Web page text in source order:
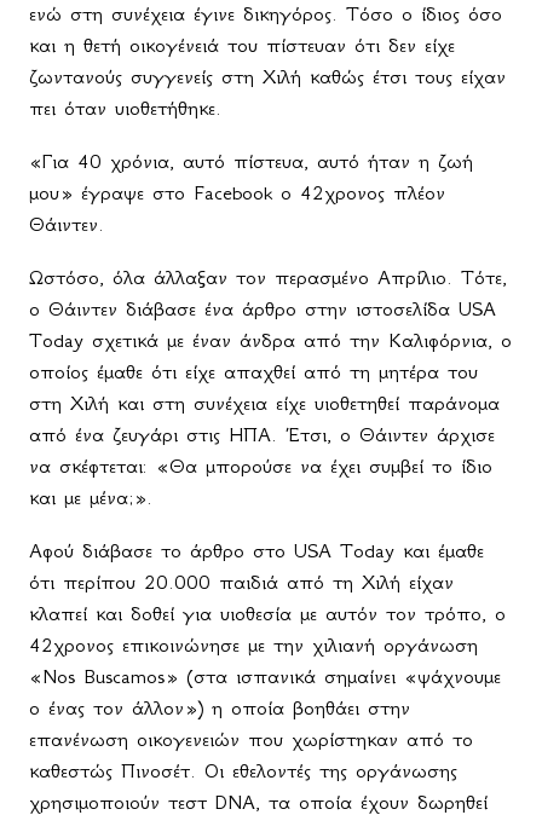
ενώ στη συνέχεια έγινε δικηγόρος. Τόσο ο ίδιος όσο
και η θετή οικογένειά του πίστευαν ότι δεν είχε
ζωντανούς συγγενείς στη Χιλή καθώς έτσι τους είχαν
πει όταν υιοθετήθηκε.
«Για 40 χρόνια, αυτό πίστευα, αυτό ήταν η ζωή
μου» έγραψε στο Facebook ο 42χρονος πλέον
Θάιντεν.
Ωστόσο, όλα άλλαξαν τον περασμένο Απρίλιο. Τότε,
ο Θάιντεν διάβασε ένα άρθρο στην ιστοσελίδα USA
Today σχετικά με έναν άνδρα από την Καλιφόρνια, ο
οποίος έμαθε ότι είχε απαχθεί από τη μητέρα του
στη Χιλή και στη συνέχεια είχε υιοθετηθεί παράνομα
από ένα ζευγάρι στις ΗΠΑ. Έτσι, ο Θάιντεν άρχισε
να σκέφτεται: «Θα μπορούσε να έχει συμβεί το ίδιο
και με μένα;».
Αφού διάβασε το άρθρο στο USA Today και έμαθε
ότι περίπου 20.000 παιδιά από τη Χιλή είχαν
κλαπεί και δοθεί για υιοθεσία με αυτόν τον τρόπο, ο
42χρονος επικοινώνησε με την χιλιανή οργάνωση
«Nos Buscamos» (στα ισπανικά σημαίνει «ψάχνουμε
ο ένας τον άλλον») η οποία βοηθάει στην
επανένωση οικογενειών που χωρίστηκαν από το
καθεστώς Πινοσέτ. Οι εθελοντές της οργάνωσης
χρησιμοποιούν τεστ DNA, τα οποία έχουν δωρηθεί